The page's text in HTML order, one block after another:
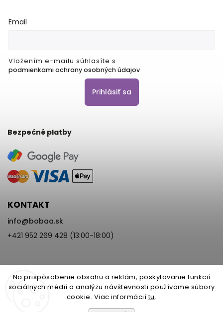
Na prispôsobenie obsahu a reklám, poskytovanie funkcií
sociálnych médií a analýzu návštevnosti používame súbory
cookie. Viac informáciítu.
Email
Vložením e-mailu súhlasíte s
podmienkami ochrany osobných údajov
Prihlásiť sa
Bezpečné platby
KONTAKT
info@bobaa.sk
+421 952 269 428 (13:00-18:00)